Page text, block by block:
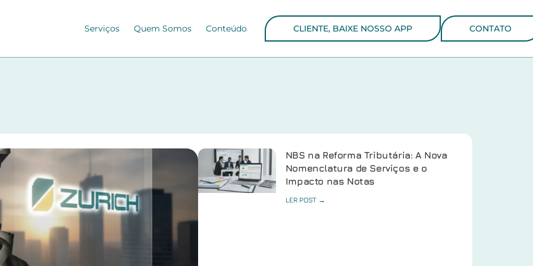
Serviços Quem Somos Conteúdo CLIENTE, BAIXE NOSSO APP CONTATO
NBS na Reforma Tributária: A Nova
Nomenclatura de Serviços e o
Impacto nas Notas
LER POST →